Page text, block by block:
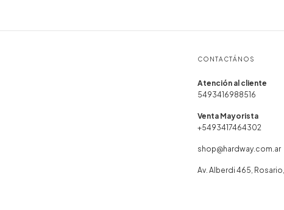
CONTACTÁNOS
5493416988516
+5493417464302
shop@hardway.com.ar
Av. Alberdi 465,